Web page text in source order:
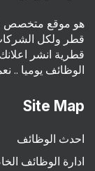
هو موقع متخصص
قطر ولكل
قطرية انشر
الوظائف يوميا ..
Site Map
احدث الوظائف
ادارة الوظائف